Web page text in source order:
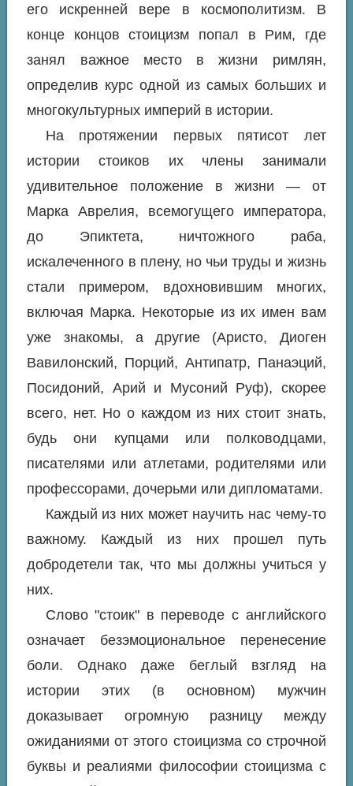
его искренней вере в космополитизм. В
конце концов стоицизм попал в Рим, где
занял важное место в жизни римлян,
определив курс одной из самых больших и
многокультурных империй в истории.
На протяжении первых пятисот лет
истории стоиков их члены занимали
удивительное положение в жизни — от
Марка Аврелия, всемогущего императора,
до Эпиктета, ничтожного раба,
искалеченного в плену, но чьи труды и жизнь
стали примером, вдохновившим многих,
включая Марка. Некоторые из их имен вам
уже знакомы, а другие (Аристо, Диоген
Вавилонский, Порций, Антипатр, Панаэций,
Посидоний, Арий и Мусоний Руф), скорее
всего, нет. Но о каждом из них стоит знать,
будь они купцами или полководцами,
писателями или атлетами, родителями или
профессорами, дочерьми или дипломатами.
Каждый из них может научить нас чему-то
важному. Каждый из них прошел путь
добродетели так, что мы должны учиться у
них.
Слово "стоик" в переводе с английского
означает безэмоциональное перенесение
боли. Однако даже беглый взгляд на
истории этих (в основном) мужчин
доказывает огромную разницу между
ожиданиями от этого стоицизма со строчной
буквы и реалиями философии стоицизма с